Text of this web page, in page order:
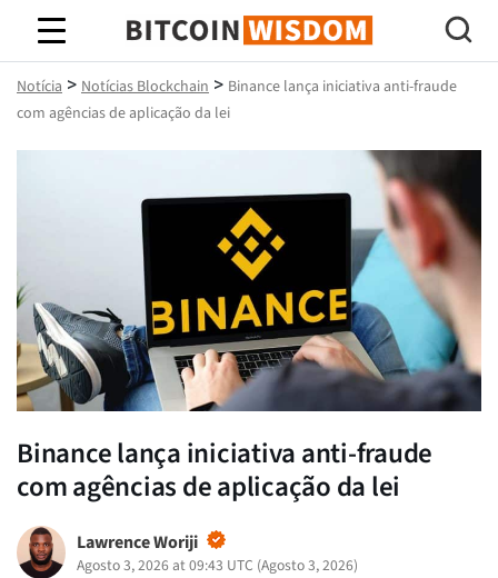
Sabedoria do Bitcoin
Notícia > Notícias Blockchain > Binance lança iniciativa anti-fraude
com agências de aplicação da lei
Binance lança iniciativa anti-fraude
com agências de aplicação da lei
Lawrence Woriji
Agosto 3, 2026 at 09:43 UTC (Agosto 3, 2026)